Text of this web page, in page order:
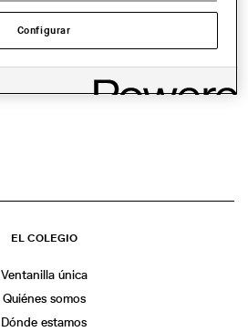
EL COLEGIO
Ventanilla única
Quiénes somos
Dónde estamos
Configurar